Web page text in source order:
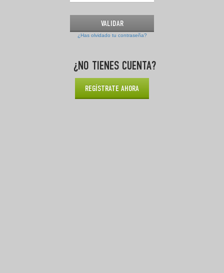
¿Has olvidado tu contraseña?
¿NO TIENES CUENTA?
REGÍSTRATE AHORA